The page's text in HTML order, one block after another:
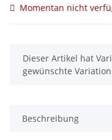
Momentan nicht
x
Dieser Artikel hat
gewünschte
Beschreibung